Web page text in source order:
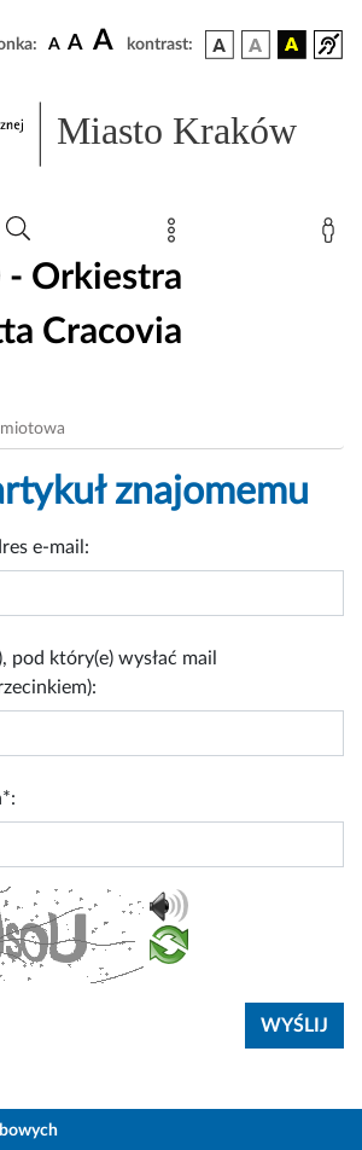
A A A kontrast:
Miasto Kraków
- Orkiestra
Cracovia
znajomemu
e-mail:
pod który(e) wysłać mail